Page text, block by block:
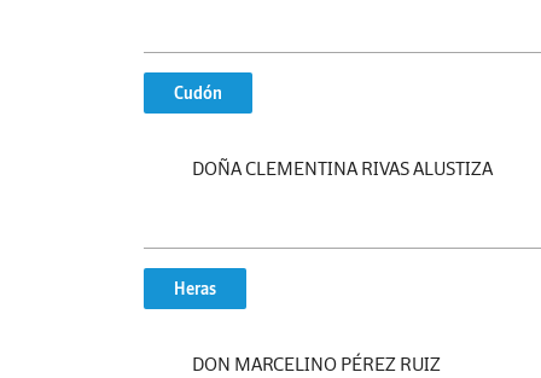
Cudón
DOÑA CLEMENTINA RIVAS ALUSTIZA
Heras
DON MARCELINO PÉREZ RUIZ